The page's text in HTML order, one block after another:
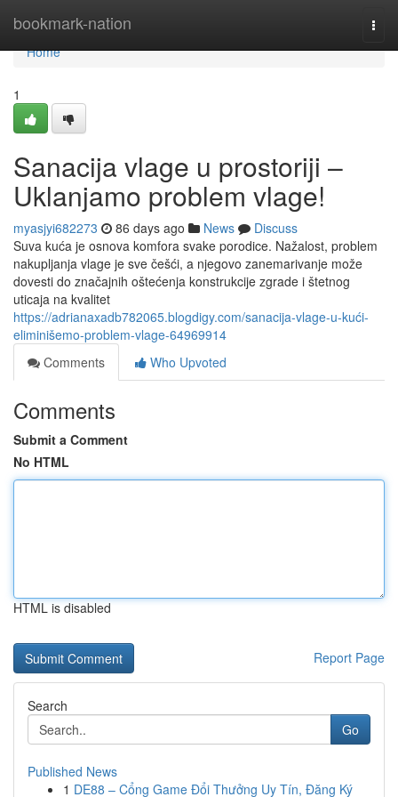
bookmark-nation
Home
Home
1
Sanacija vlage u prostoriji –
Uklanjamo problem vlage!
myasjyi682273 86 days ago News
Discuss
Suva kuća je osnova komfora svake porodice. Nažalost, problem
nakupljanja vlage je sve češći, a njegovo zanemarivanje može
dovesti do značajnih oštećenja konstrukcije zgrade i štetnog
uticaja na kvalitet
https://adrianaxadb782065.blogdigy.com/sanacija-vlage-u-kući-
eliminišemo-problem-vlage-64969914
Comments
Who Upvoted
Comments
Submit a Comment
No HTML
HTML is disabled
Report Page
Search
Go
Published News
1 DE88 – Cổng Game Đổi Thưởng Uy Tín, Đăng Ký